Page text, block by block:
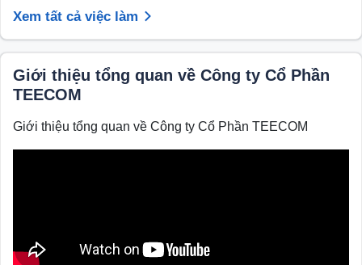
Xem tất cả việc làm
Giới thiệu tổng quan về Công ty Cổ Phần
TEECOM
Giới thiệu tổng quan về Công ty Cổ Phần TEECOM